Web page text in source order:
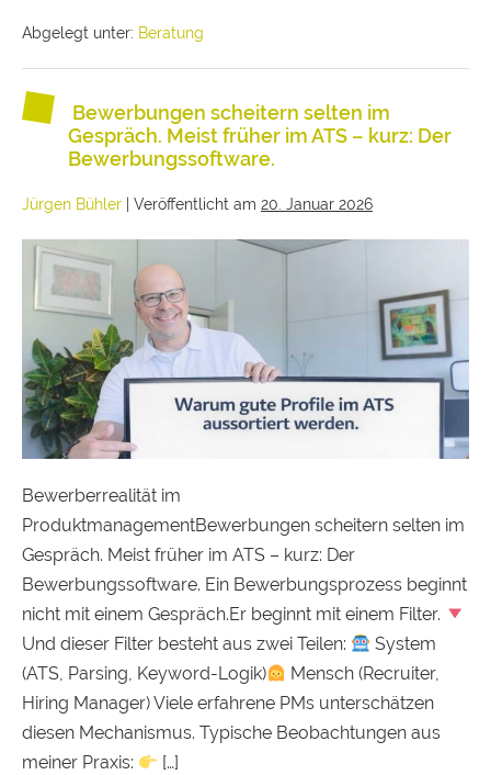
Abgelegt unter: Beratung
Bewerbungen scheitern selten im
Gespräch. Meist früher im ATS – kurz: Der
Bewerbungssoftware.
Jürgen Bühler Veröffentlicht am 20. Januar 2026
Bewerberrealität im
ProduktmanagementBewerbungen scheitern selten im
Gespräch. Meist früher im ATS – kurz: Der
Bewerbungssoftware. Ein Bewerbungsprozess beginnt
nicht mit einem Gespräch.Er beginnt mit einem Filter.
Und dieser Filter besteht aus zwei Teilen:
System
(ATS, Parsing, Keyword-Logik)
Mensch (Recruiter,
Hiring Manager) Viele erfahrene PMs unterschätzen
diesen Mechanismus. Typische Beobachtungen aus
meiner Praxis:
[…]